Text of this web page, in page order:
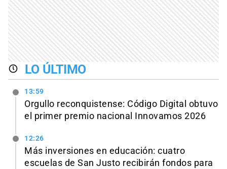
LO ÚLTIMO
13:59
Orgullo reconquistense: Código Digital obtuvo
el primer premio nacional Innovamos 2026
12:26
Más inversiones en educación: cuatro
escuelas de San Justo recibirán fondos para